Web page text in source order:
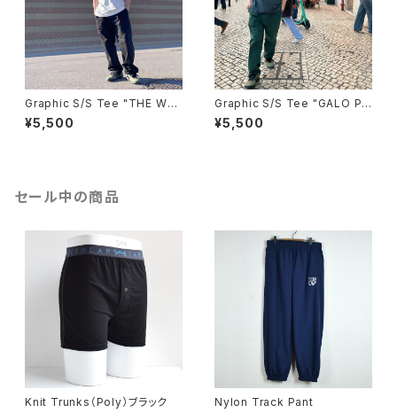
Graphic S/S Tee "THE WAL
L"
¥5,500
Graphic S/S Tee "GALO PAI
SELY"
¥5,500
セール中の商品
Knit Trunks（Poly）ブラック Nylon Track Pant